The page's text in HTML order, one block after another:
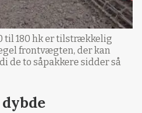
til 180 hk er tilstrækkelig
frontvægten, der kan
de to såpakkere sidder så